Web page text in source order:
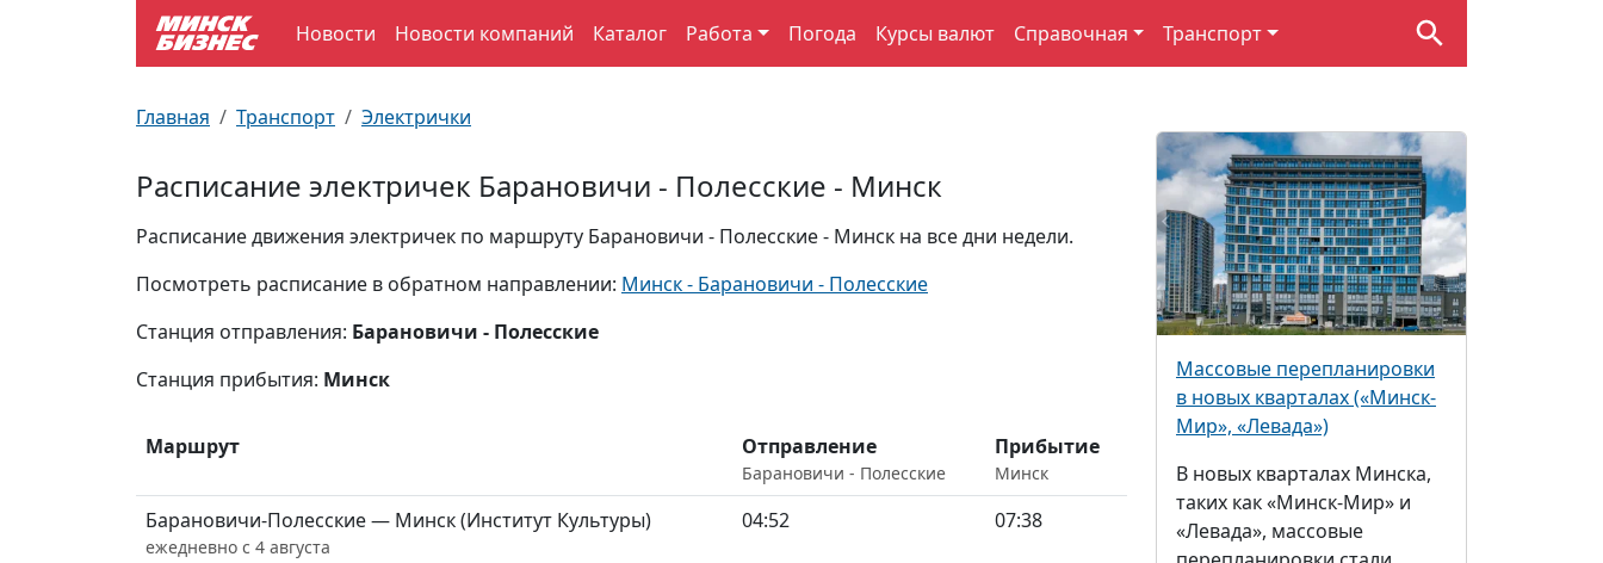
Новости Новости компаний Каталог Работа Погода Курсы валют Справочная Транспорт
Главная Транспорт Электрички
Расписание электричек Барановичи - Полесские - Минск
Расписание движения электричек по маршруту Барановичи - Полесские - Минск на все дни недели.
Посмотреть расписание в обратном направлении: Минск - Барановичи - Полесские
Станция отправления: Барановичи - Полесские
Станция прибытия: Минск
Маршрут Отправление
Барановичи - Полесские
Прибытие
Минск
Барановичи-Полесские — Минск (Институт Культуры)
ежедневно с 4 августа
04:52 07:38
Массовые перепланировки
в новых кварталах («Минск-
Мир», «Левада»)
В новых кварталах Минска,
таких как «Минск-Мир» и
«Левада», массовые
Улицы Минска
Производственный календарь
Документы для ЗАГСа
Пробки на дорогах